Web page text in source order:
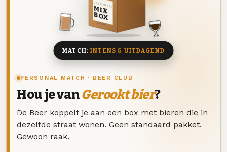
PERSONAL MATCH · BEER CLUB
Hou je vanGerookt bier?
De Beer koppelt je aan een box met bieren die in
dezelfde straat wonen. Geen standaard pakket.
Gewoon raak.
DEZE MAAND
MIX
BOX
8 BIEREN
MATCH:INTENS & UITDAGEND